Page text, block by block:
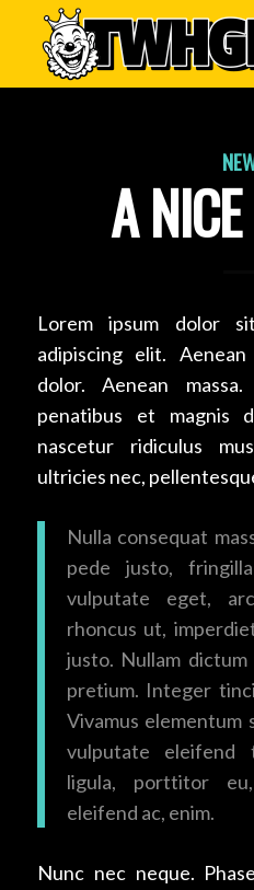
A
Lorem ipsum dolor
adipiscing elit.
dolor. Aenean
penatibus et magnis
nascetur ridiculus
ultricies nec,
Nulla consequat
pede justo,
vulputate eget,
rhoncus ut,
justo. Nullam
pretium. Integer
Vivamus elementum
vulputate eleifend
ligula, porttitor
eleifend ac, enim.
Nunc nec neque.